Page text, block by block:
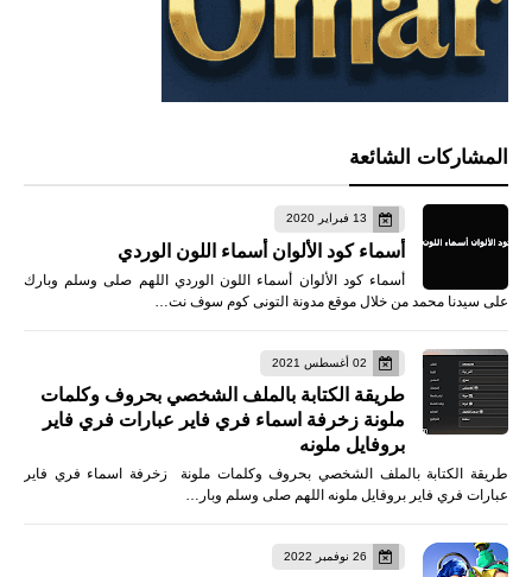
المشاركات الشائعة
13 فبراير 2020
أسماء كود الألوان أسماء اللون الوردي
أسماء كود الألوان أسماء اللون الوردي اللهم صلى وسلم وبارك
على سيدنا محمد من خلال موقع مدونة التونى كوم سوف نت…
02 أغسطس 2021
طريقة الكتابة بالملف الشخصي بحروف وكلمات
ملونة زخرفة اسماء فري فاير عبارات فري فاير
بروفايل ملونه
طريقة الكتابة بالملف الشخصي بحروف وكلمات ملونة زخرفة اسماء فري فاير
عبارات فري فاير بروفايل ملونه اللهم صلى وسلم وبار…
26 نوفمبر 2022